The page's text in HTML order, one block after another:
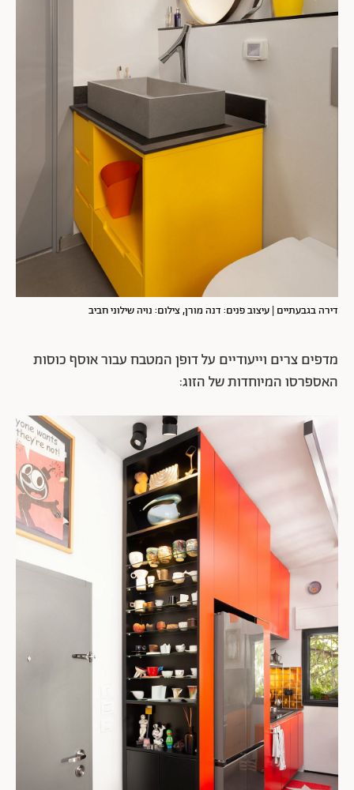
דירה בגבעתיים | עיצוב פנים: דנה מורן, צילום: נויה שילוני חביב
מדפים צרים וייעודיים על דופן המטבח עבור אוסף כוסות
האספרסו המיוחדות של הזוג: